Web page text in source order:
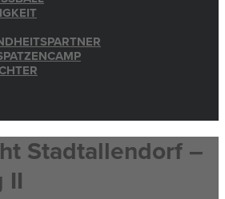
Stadtallendorf –
II